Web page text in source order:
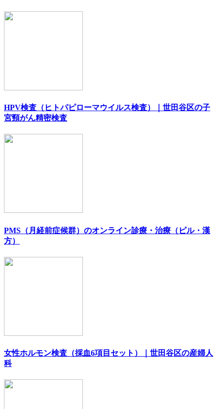
HPV検査（ヒトパピローマウイルス検査）｜世田谷区の子
宮頸がん精密検査
PMS（月経前症候群）のオンライン診療・治療（ピル・漢
方）
女性ホルモン検査（採血6項目セット）｜世田谷区の産婦人
科